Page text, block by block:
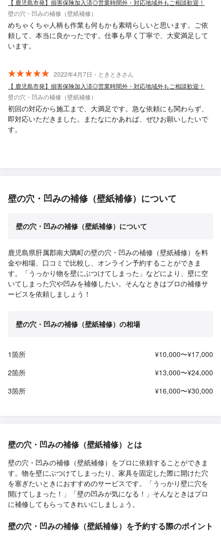
【 鹿児島市発】損害保険加入済◎営業時間外・対応地域外もご相談歓迎！
壁の穴・凹みの補修（壁紙補修）
めちゃくちゃ人柄も作業も何もかも素晴らしいと思います。ご依
頼して、本当に良かったです。仕事も早く丁寧で、大変満足して
います。
2022年4月7日・ときときさん
【 鹿児島市発】損害保険加入済◎営業時間外・対応地域外もご相談歓迎！
壁の穴・凹みの補修（壁紙補修）
初回の対応から施工まで、大満足です。急な依頼にも関わらず、
即対応いただきました。またなにかあれば、ぜひお願いしたいで
す。
壁の穴・凹みの補修（壁紙補修）について
壁の穴・凹みの補修（壁紙補修）について
鹿児島県肝属郡南大隅町の壁の穴・凹みの補修（壁紙補修）を料
金や相場、口コミで比較し、オンライン予約することができま
す。「うっかり物を壁にぶつけてしまった」などにより、壁に空
いてしまった穴や凹みを補修したい。そんなときはプロの補修サ
ービスを依頼しましょう！
壁の穴・凹みの補修（壁紙補修）の相場
1箇所
¥10,000〜¥17,000
2箇所
¥13,000〜¥24,000
3箇所
¥16,000〜¥30,000
壁の穴・凹みの補修（壁紙補修）とは
壁の穴・凹みの補修（壁紙補修）をプロに依頼することができま
す。物を壁にぶつけてしまったり、家具を固定した際に開けた穴
を塞ぎたいときにおすすめのサービスです。「うっかり壁に穴を
開けてしまった！」「壁の凹みが気になる！」そんなときはプロ
に補修してもらってきれいにしましょう。
壁の穴・凹みの補修（壁紙補修）を予約する際のポイント